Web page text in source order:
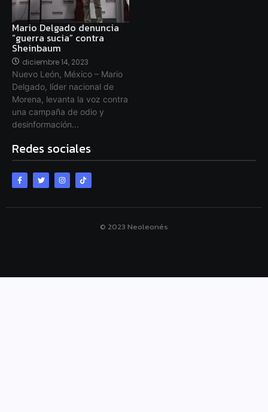
Mario Delgado denuncia
“guerra sucia” contra
Sheinbaum
diciembre 14, 2023
Nuevo León, México – Mario
Delgado, líder nacional de
Morena, levanta la voz contra
una campaña de odio y
desinformación...
Redes sociales
© 2023 Neoleonés